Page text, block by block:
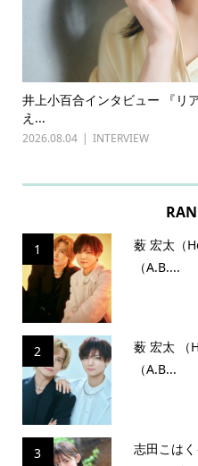
井上小百合インタビュー 『リ
え...
2026.08.04 INTERVIEW
1
薮 宏太（
（A.B....
2
薮 宏太 （
（A.B...
3
志田こは